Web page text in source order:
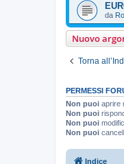
da
Nuovo
Torna
PERMESSI
Non puoi aprire
Non puoi
Non puoi
Non puoi
Indice